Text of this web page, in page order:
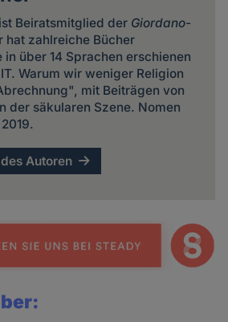
Beiratsmitglied der Giordano-
hat zahlreiche Bücher
über 14 Sprachen erschienen
Warum wir weniger Religion
mit Beiträgen von
der säkularen Szene. Nomen
Autoren